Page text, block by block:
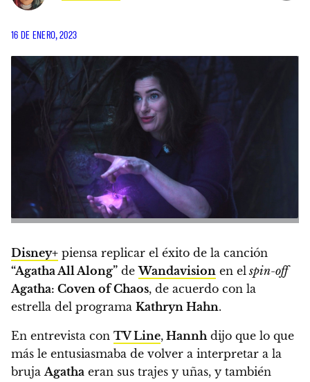
16 DE ENERO, 2023
Disney+ piensa replicar el éxito de la canción
“Agatha All Along” deWandavision en elspin-off
Agatha: Coven of Chaos, de acuerdo con la
estrella del programa Kathryn Hahn.
En entrevista con TV Line, Hannhdijo que lo que
más le entusiasmaba de volver a interpretar a la
brujaAgatha eran sus trajes y uñas, y también